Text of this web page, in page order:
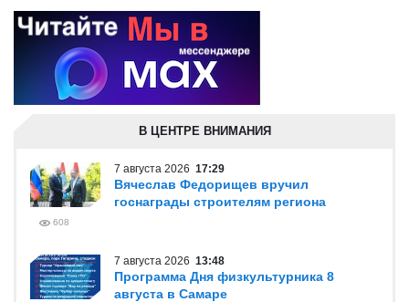
В ЦЕНТРЕ ВНИМАНИЯ
7 августа 2026 17:29
Вячеслав Федорищев вручил
госнаграды строителям региона
608
7 августа 2026 13:48
Программа Дня физкультурника 8
августа в Самаре